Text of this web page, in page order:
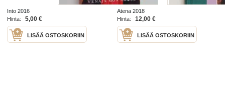
Into 2016
Hinta:
5,00 €
LISÄÄ OSTOSKORIIN
Atena 2018
Hinta:
12,00 €
LISÄÄ OSTOSKORIIN